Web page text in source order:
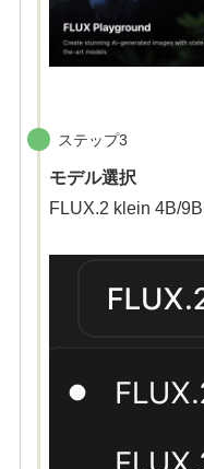
ステップ3
モデル選択
FLUX.2 klein 4B/